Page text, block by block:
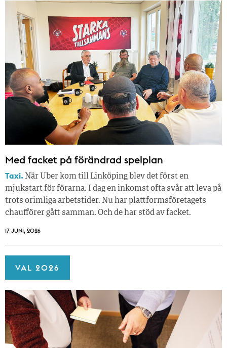
Med facket på förändrad spelplan
Taxi. När Uber kom till Linköping blev det först en
mjukstart för förarna. I dag en inkomst ofta svår att leva på
trots orimliga arbetstider. Nu har plattformsföretagets
chaufförer gått samman. Och de har stöd av facket.
17 JUNI, 2026
VAL 2026